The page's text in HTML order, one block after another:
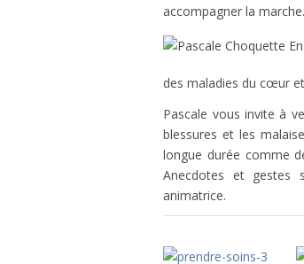
accompagner la marche.
des maladies du cœur
Pascale vous invite à
blessures et les
longue durée comme
Anecdotes et gestes
animatrice.